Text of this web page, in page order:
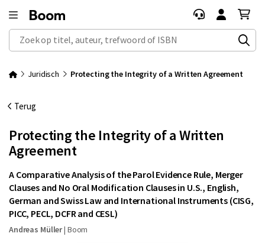
Zoek op titel, auteur, trefwoord of ISBN
Juridisch Protecting the Integrity of a Written Agreement
Terug
Protecting the Integrity of a Written
Agreement
A Comparative Analysis of the Parol Evidence Rule, Merger
Clauses and No Oral Modification Clauses in U.S., English,
German and Swiss Law and International Instruments (CISG,
PICC, PECL, DCFR and CESL)
Andreas Müller| Boom